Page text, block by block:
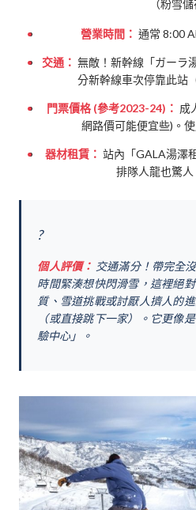
（粉雪
營業時間： 通常 8:00
交通： 無敵！新幹線「ガーラ
分新幹線車次停靠此站
門票價格 (參考2023-24)： 成
網路價可能便宜些)。
器材租賃： 站內「GALA湯澤
排隊人龍也驚人
?️
個人評價： 交通滿分！帶完全
時間緊湊想快閃滑雪，這裡絕
質、雪道挑戰或討厭人擠人的
（或直接跳下一家）。它更像
驗中心」。